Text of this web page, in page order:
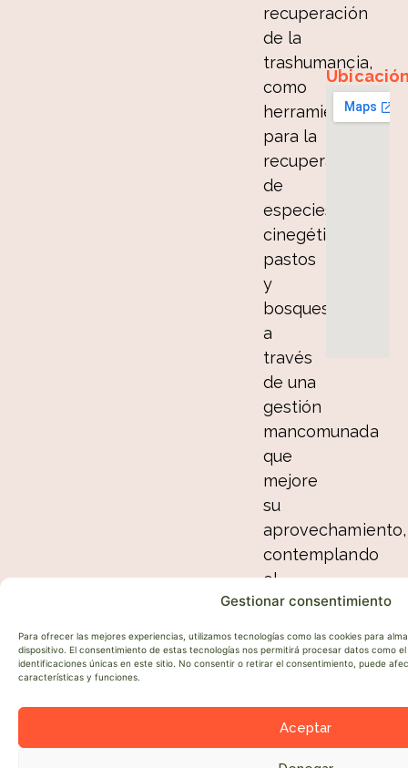
Gestionar consentimiento
Para ofrecer las mejores experiencias, utilizamos tecnologías como las cookies para
dispositivo. El consentimiento de estas tecnologías nos permitirá procesar datos como
identificaciones únicas en este sitio. No consentir o retirar el consentimiento, puede
características y funciones.
Aceptar
recuperación
de la
trashumancia,
como
herramienta
para la
recuperación
de
especies
cinegéticas,
pastos
y
bosques,
a
través
de una
gestión
mancomunada
que
mejore
su
aprovechamiento,
contemplando
el
diseño
de
servicios
que
supervisen
la